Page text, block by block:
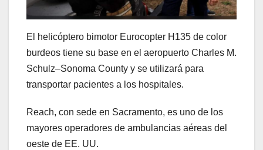
El helicóptero bimotor Eurocopter H135 de color
burdeos tiene su base en el aeropuerto Charles M.
Schulz–Sonoma County y se utilizará para
transportar pacientes a los hospitales.
Reach, con sede en Sacramento, es uno de los
mayores operadores de ambulancias aéreas del
oeste de EE. UU.